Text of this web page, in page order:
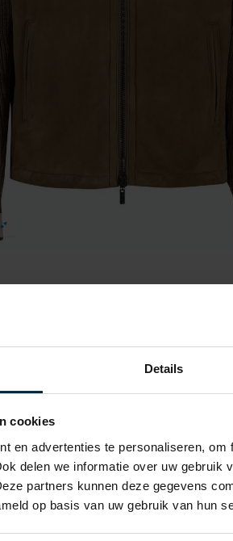
Details
cookies
en advertenties te personaliseren,
delen we informatie over uw gebruik
partners kunnen deze gegevens
op basis van uw gebruik van hun